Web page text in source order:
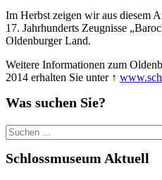
Im Herbst zeigen wir aus diesem
17. Jahrhunderts Zeugnisse
Oldenburger Land.
Weitere Informationen zum
2014 erhalten Sie unter ↑
Was suchen Sie?
Suchen
nach:
Schlossmuseum Aktuell